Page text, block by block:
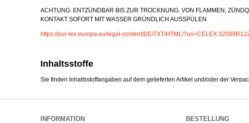
ACHTUNG: ENTZÜNDBAR BIS ZUR TROCKNUNG. VON FLAMMEN,
KONTAKT SOFORT MIT WASSER GRÜNDLICH AUSSPÜLEN
https://eur-lex.europa.eu/legal-content/DE/TXT/HTML/
Inhaltsstoffe
Sie finden Inhaltsstoffangaben auf dem gelieferten Artikel und/oder der
INFORMATION BESTELLUNG